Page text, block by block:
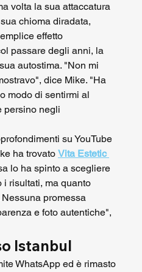
volta la sua attaccatura
chioma diradata,
effetto
passare degli anni, la
autostima. "Non mi
dice Mike. "Ha
modo di sentirmi al
persino negli
su YouTube
ha trovato Vita Estetic
lo ha spinto a scegliere
i risultati, ma quanto
promessa
e foto autentiche",
Istanbul
WhatsApp ed è rimasto